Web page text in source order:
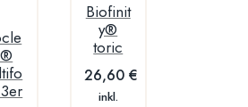
Biofinit
y®
toric
26,60 €
inkl.